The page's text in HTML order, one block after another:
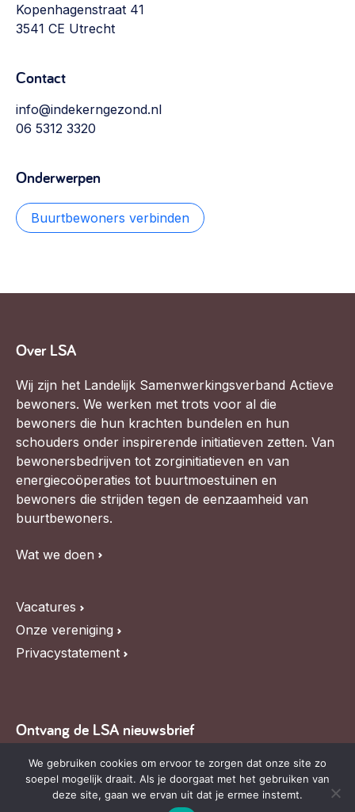
Kopenhagenstraat 41
3541 CE Utrecht
Contact
info@indekerngezond.nl
06 5312 3320
Onderwerpen
Buurtbewoners verbinden
Over LSA
Wij zijn het Landelijk Samenwerkingsverband Actieve
bewoners. We werken met trots voor al die
bewoners die hun krachten bundelen en hun
schouders onder inspirerende initiatieven zetten. Van
bewonersbedrijven tot zorginitiatieven en van
energiecoöperaties tot buurtmoestuinen en
bewoners die strijden tegen de eenzaamheid van
buurtbewoners.
Wat we doen
Vacatures
Onze vereniging
Privacystatement
Ontvang de LSA nieuwsbrief
Blijf op de hoogte van LSA nieuws, de agenda en
relevante ontwikkelingen,schrijf je in voor onze
nieuwsbrief.
We gebruiken cookies om ervoor te zorgen dat onze site zo
soepel mogelijk draait. Als je doorgaat met het gebruiken van
deze site, gaan we ervan uit dat je ermee instemt.